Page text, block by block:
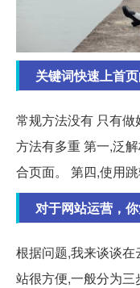
关键词快速上首
常规方法没有 只有
方法有多重 第一,泛
合页面。 第四,使用
对于网站运营，
根据问题,我来谈谈
站很方便,一般分为